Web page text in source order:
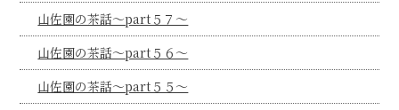
山佐園の茶話～part５７～
山佐園の茶話～part５６～
山佐園の茶話～part５５～